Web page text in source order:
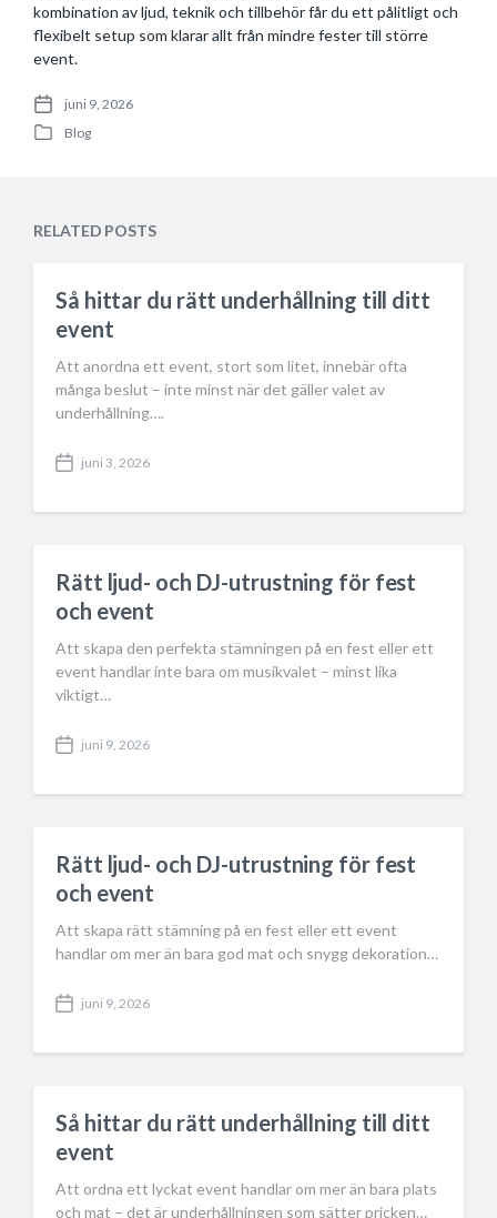
kombination av ljud, teknik och tillbehör får du ett pålitligt och
flexibelt setup som klarar allt från mindre fester till större
event.
P
t
juni 9, 2026
P
d
Blog
RELATED POSTS
Så hittar du rätt underhållning till ditt
event
Att anordna ett event, stort som litet, innebär ofta
många beslut – inte minst när det gäller valet av
underhållning….
P
s
a
t
e
juni 3, 2026
Rätt ljud- och DJ-utrustning för fest
och event
Att skapa den perfekta stämningen på en fest eller ett
event handlar inte bara om musikvalet – minst lika
viktigt…
P
s
a
t
e
juni 9, 2026
Rätt ljud- och DJ-utrustning för fest
och event
Att skapa rätt stämning på en fest eller ett event
handlar om mer än bara god mat och snygg dekoration…
P
s
a
t
e
juni 9, 2026
Så hittar du rätt underhållning till ditt
event
Att ordna ett lyckat event handlar om mer än bara plats
och mat – det är underhållningen som sätter pricken…